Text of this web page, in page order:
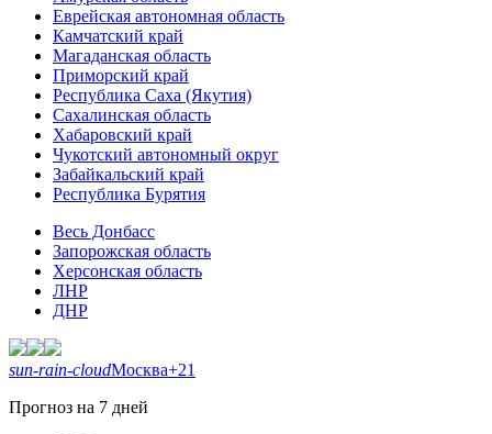
Еврейская автономная область
Камчатский край
Магаданская область
Приморский край
Республика Саха (Якутия)
Сахалинская область
Хабаровский край
Чукотский автономный округ
Забайкальский край
Республика Бурятия
Весь Донбасс
Запорожская область
Херсонская область
ЛНР
ДНР
sun-rain-cloudМосква+21
Прогноз на 7 дней